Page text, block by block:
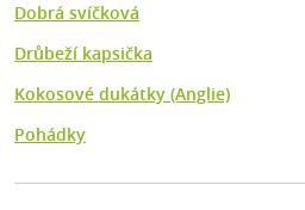
Dobrá svíčková
Drůbeží kapsička
Kokosové dukátky (Anglie)
Pohádky